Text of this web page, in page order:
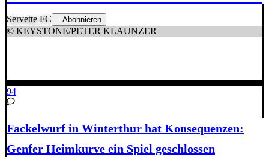
Servette FC Abonnieren
© KEYSTONE/PETER KLAUNZER
94
Fackelwurf in Winterthur hat Konsequenzen:
Genfer Heimkurve ein Spiel geschlossen